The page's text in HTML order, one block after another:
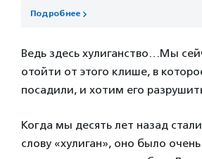
Подробнее
Ведь здесь хулиганство…Мы
отойти от этого клише, в
посадили, и хотим его
Когда мы десять лет назад
слову «хулиган», оно было